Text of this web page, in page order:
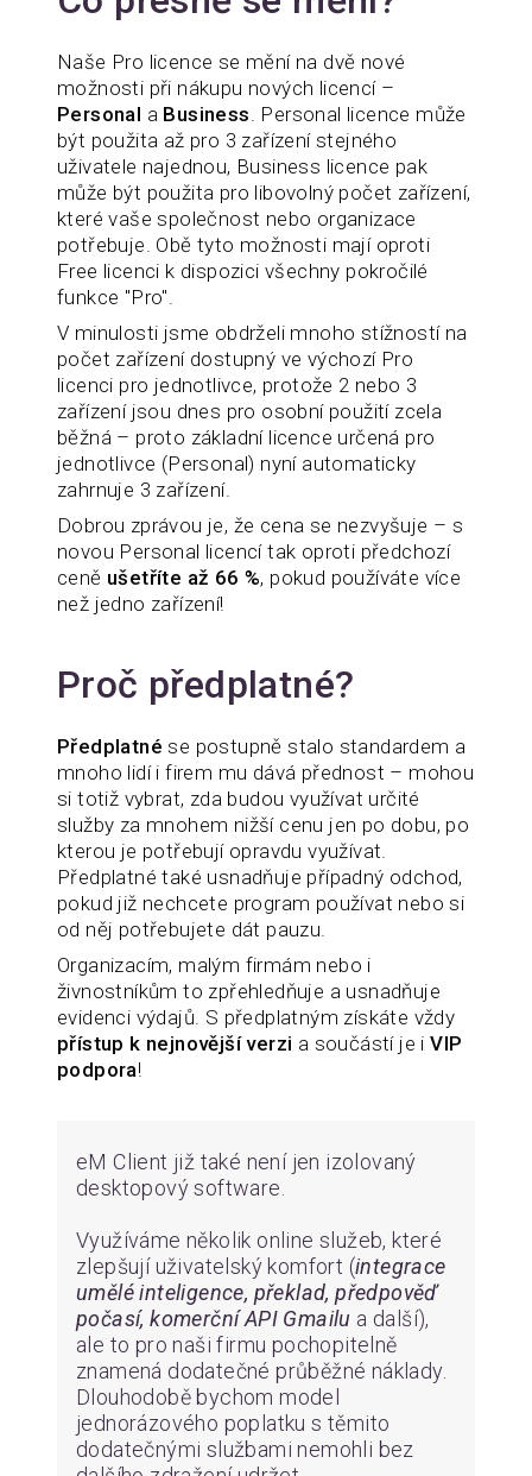
Naše Pro licence se mění na dvě nové
možnosti při nákupu nových licencí –
Personal a Business . Personal licence může
být použita až pro 3 zařízení stejného
uživatele najednou, Business licence pak
může být použita pro libovolný počet zařízení,
které vaše společnost nebo organizace
potřebuje. Obě tyto možnosti mají oproti
Free licenci k dispozici všechny pokročilé
funkce "Pro".
V minulosti jsme obdrželi mnoho stížností na
počet zařízení dostupný ve výchozí Pro
licenci pro jednotlivce, protože 2 nebo 3
zařízení jsou dnes pro osobní použití zcela
běžná – proto základní licence určená pro
jednotlivce (Personal) nyní automaticky
zahrnuje 3 zařízení.
Dobrou zprávou je, že cena se nezvyšuje – s
novou Personal licencí tak oproti předchozí
ceně ušetříte až 66 %, pokud používáte více
než jedno zařízení!
Proč předplatné?
Předplatné se postupně stalo standardem a
mnoho lidí i firem mu dává přednost – mohou
si totiž vybrat, zda budou využívat určité
služby za mnohem nižší cenu jen po dobu, po
kterou je potřebují opravdu využívat.
Předplatné také usnadňuje případný odchod,
pokud již nechcete program používat nebo si
od něj potřebujete dát pauzu.
Organizacím, malým firmám nebo i
živnostníkům to zpřehledňuje a usnadňuje
evidenci výdajů. S předplatným získáte vždy
přístup k nejnovější verzi a součástí je iVIP
podpora!
eM Client již také není jen izolovaný
desktopový software.
Využíváme několik online služeb, které
zlepšují uživatelský komfort (integrace
umělé inteligence, překlad, předpověď
počasí, komerční API Gmailu a další),
ale to pro naši firmu pochopitelně
znamená dodatečné průběžné náklady.
Dlouhodobě bychom model
jednorázového poplatku s těmito
dodatečnými službami nemohli bez